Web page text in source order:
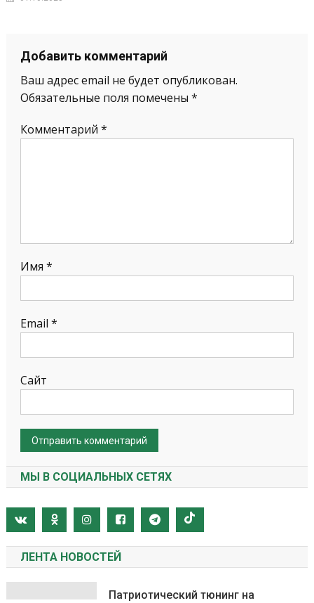
Добавить комментарий
Ваш адрес email не будет опубликован.
Обязательные поля помечены *
Комментарий *
Имя *
Email *
Сайт
МЫ В СОЦИАЛЬНЫХ СЕТЯХ
ЛЕНТА НОВОСТЕЙ
Патриотический тюнинг на